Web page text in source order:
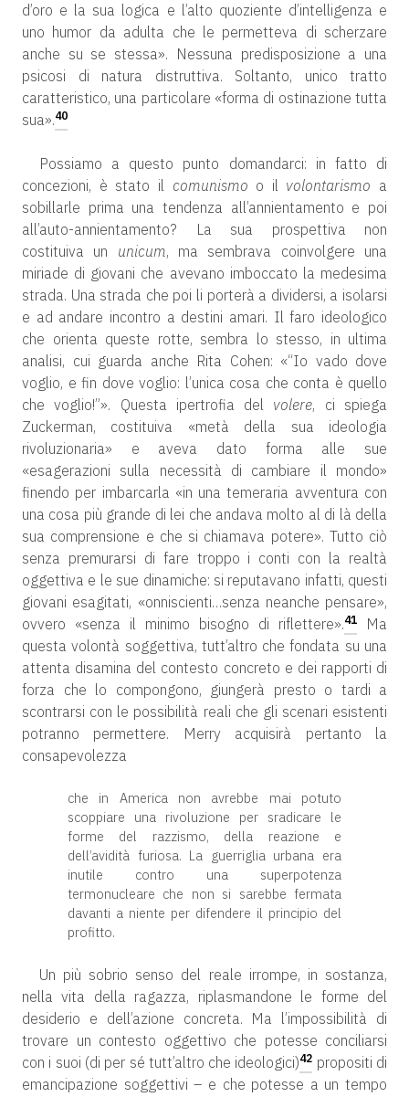
d’oro e la sua logica e l’alto quoziente d’intelligenza e
uno humor da adulta che le permetteva di scherzare
anche su se stessa». Nessuna predisposizione a una
psicosi di natura distruttiva. Soltanto, unico tratto
caratteristico, una particolare «forma di ostinazione tutta
sua».40
Possiamo a questo punto domandarci: in fatto di
concezioni, è stato il comunismo o il volontarismo a
sobillarle prima una tendenza all’annientamento e poi
all’auto-annientamento? La sua prospettiva non
costituiva un unicum, ma sembrava coinvolgere una
miriade di giovani che avevano imboccato la medesima
strada. Una strada che poi li porterà a dividersi, a isolarsi
e ad andare incontro a destini amari. Il faro ideologico
che orienta queste rotte, sembra lo stesso, in ultima
analisi, cui guarda anche Rita Cohen: «“Io vado dove
voglio, e fin dove voglio: l’unica cosa che conta è quello
che voglio!”». Questa ipertrofia del volere, ci spiega
Zuckerman, costituiva «metà della sua ideologia
rivoluzionaria» e aveva dato forma alle sue
«esagerazioni sulla necessità di cambiare il mondo»
finendo per imbarcarla «in una temeraria avventura con
una cosa più grande di lei che andava molto al di là della
sua comprensione e che si chiamava potere». Tutto ciò
senza premurarsi di fare troppo i conti con la realtà
oggettiva e le sue dinamiche: si reputavano infatti, questi
giovani esagitati, «onniscienti…senza neanche pensare»,
ovvero «senza il minimo bisogno di riflettere».41
Ma
questa volontà soggettiva, tutt’altro che fondata su una
attenta disamina del contesto concreto e dei rapporti di
forza che lo compongono, giungerà presto o tardi a
scontrarsi con le possibilità reali che gli scenari esistenti
potranno permettere. Merry acquisirà pertanto la
consapevolezza
che in America non avrebbe mai potuto
scoppiare una rivoluzione per sradicare le
forme del razzismo, della reazione e
dell’avidità furiosa. La guerriglia urbana era
inutile contro una superpotenza
termonucleare che non si sarebbe fermata
davanti a niente per difendere il principio del
profitto.
Un più sobrio senso del reale irrompe, in sostanza,
nella vita della ragazza, riplasmandone le forme del
desiderio e dell’azione concreta. Ma l’impossibilità di
trovare un contesto oggettivo che potesse conciliarsi
con i suoi (di per sé tutt’altro che ideologici)42 propositi di
emancipazione soggettivi – e che potesse a un tempo